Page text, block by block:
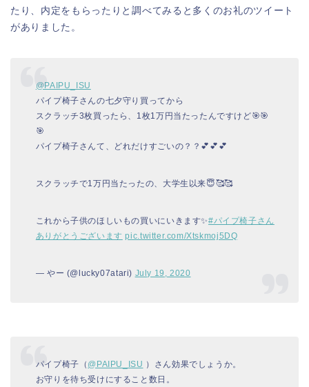
たり、内定をもらったりと調べてみると多くのお礼のツイート
がありました。
@PAIPU_ISU
パイプ椅子さんの七夕守り買ってから
スクラッチ3枚買ったら、1枚1万円当たったんですけど🎯🎯
🎯
パイプ椅子さんて、どれだけすごいの？？💕💕💕
スクラッチで1万円当たったの、大学生以来😇🥰🥰
これから子供のほしいもの買いにいきます✨#パイプ椅子さん
ありがとうございます pic.twitter.com/Xtskmoj5DQ
— やー (@lucky07atari) July 19, 2020
パイプ椅子（ @PAIPU_ISU ）さん効果でしょうか。
お守りを待ち受けにすること数日。